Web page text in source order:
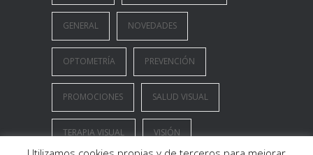
GENERAL NOVEDADES
OPTOMETRÍA PREVENCIÓN
PROMOCIONES SALUD VISUAL
TERAPIA VISUAL VISIÓN